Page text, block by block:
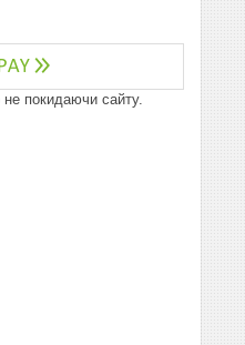
не покидаючи сайту.